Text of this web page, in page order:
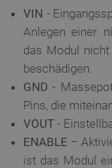
VIN -
Anlegen einer
das Modul
beschädigen.
GND -
Pins, die
VOUT -
ENABLE –
ist das Modul